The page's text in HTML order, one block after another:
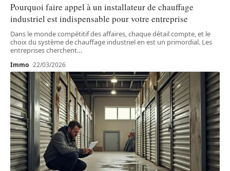
Pourquoi faire appel à un installateur de chauffage
industriel est indispensable pour votre entreprise
Dans le monde compétitif des affaires, chaque détail compte, et le
choix du système de chauffage industriel en est un primordial. Les
entreprises cherchent…
Immo 22/03/2026